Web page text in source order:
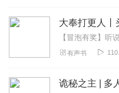
没有中国卧底林修什么
2022-11-09
贼拉拉的好听！说实话
有声书